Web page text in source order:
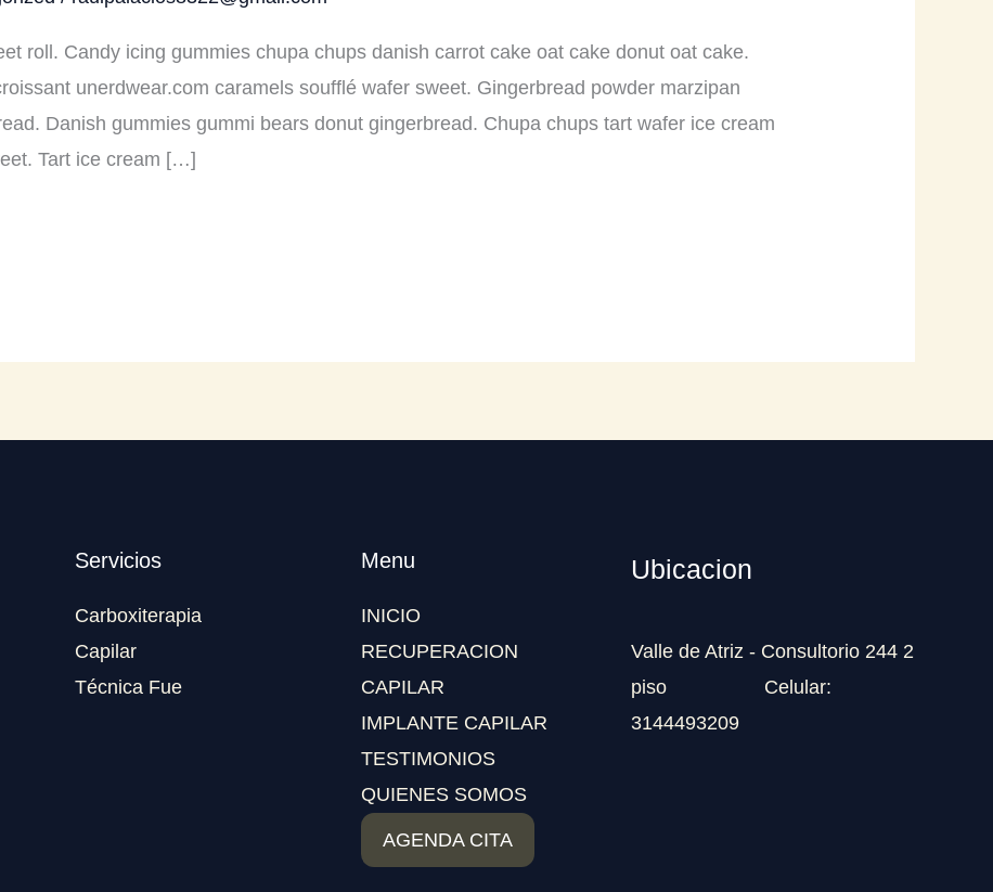
roll. Candy icing gummies chupa chups danish carrot cake oat cake donut oat cake.
unerdwear.com caramels soufflé wafer sweet. Gingerbread powder marzipan
Danish gummies gummi bears donut gingerbread. Chupa chups tart wafer ice cream
Tart ice cream […]
Servicios
Carboxiterapia
Capilar
Técnica Fue
Menu
INICIO
RECUPERACION
CAPILAR
IMPLANTE CAPILAR
TESTIMONIOS
QUIENES SOMOS
AGENDA CITA
Ubicacion
Valle de Atriz - Consultorio 244 2
piso Celular:
3144493209